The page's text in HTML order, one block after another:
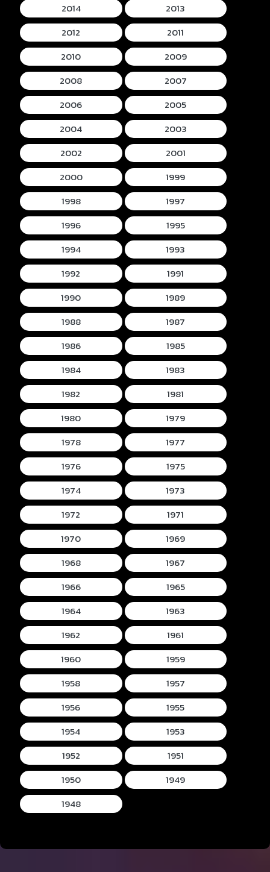
2014
2013
2012
2011
2010
2009
2008
2007
2006
2005
2004
2003
2002
2001
2000
1999
1998
1997
1996
1995
1994
1993
1992
1991
1990
1989
1988
1987
1986
1985
1984
1983
1982
1981
1980
1979
1978
1977
1976
1975
1974
1973
1972
1971
1970
1969
1968
1967
1966
1965
1964
1963
1962
1961
1960
1959
1958
1957
1956
1955
1954
1953
1952
1951
1950
1949
1948